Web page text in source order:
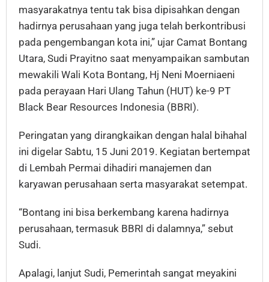
masyarakatnya tentu tak bisa dipisahkan dengan
hadirnya perusahaan yang juga telah berkontribusi
pada pengembangan kota ini,” ujar Camat Bontang
Utara, Sudi Prayitno saat menyampaikan sambutan
mewakili Wali Kota Bontang, Hj Neni Moerniaeni
pada perayaan Hari Ulang Tahun (HUT) ke-9 PT
Black Bear Resources Indonesia (BBRI).
Peringatan yang dirangkaikan dengan halal bihahal
ini digelar Sabtu, 15 Juni 2019. Kegiatan bertempat
di Lembah Permai dihadiri manajemen dan
karyawan perusahaan serta masyarakat setempat.
“Bontang ini bisa berkembang karena hadirnya
perusahaan, termasuk BBRI di dalamnya,” sebut
Sudi.
Apalagi, lanjut Sudi, Pemerintah sangat meyakini